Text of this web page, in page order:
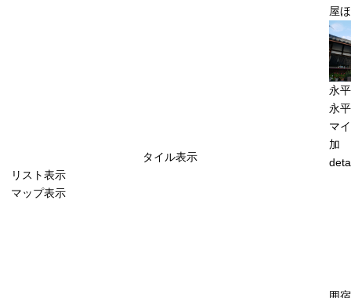
タイル表示
リスト表示
マップ表示
屋
永
永
マ
加
囲宿